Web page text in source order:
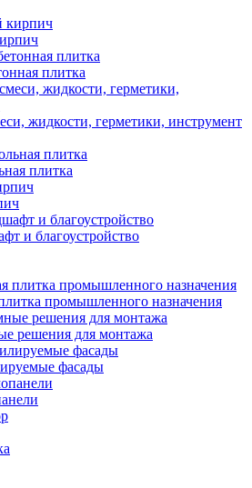
плитка
жидкости, герметики, инструмент
плитка
и благоустройство
промышленного назначения
решения для монтажа
фасады